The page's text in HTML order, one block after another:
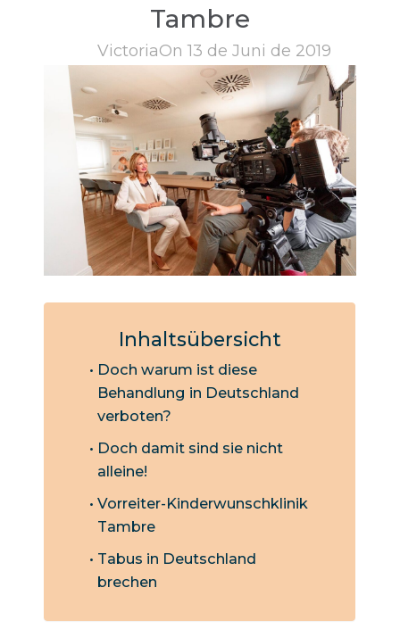
Tambre
VictoriaOn 13 de Juni de 2019
Inhaltsübersicht
Doch warum ist diese
Behandlung in Deutschland
verboten?
Doch damit sind sie nicht
alleine!
Vorreiter-Kinderwunschklinik
Tambre
Tabus in Deutschland
brechen